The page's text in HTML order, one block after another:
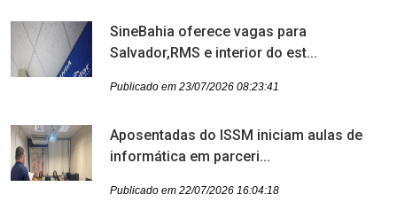
SineBahia oferece vagas para
Salvador,RMS e interior do est...
Publicado em 23/07/2026 08:23:41
Aposentadas do ISSM iniciam aulas de
informática em parceri...
Publicado em 22/07/2026 16:04:18